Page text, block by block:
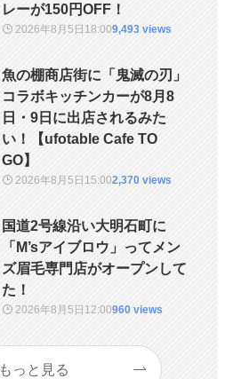
レーが150円OFF！
2026年8月5日 18:009,493 views
魚の棚商店街に「鬼滅の刃」
コラボキッチンカーが8月8
日・9日に出店されるみた
い！【ufotable Cafe TO
GO】
2026年8月5日 15:002,370 views
国道2号線沿い大明石町に
「M’sアイブロウ」ってメン
ズ眉毛専門店がオープンして
た！
2026年8月5日 12:00960 views
もっと見る